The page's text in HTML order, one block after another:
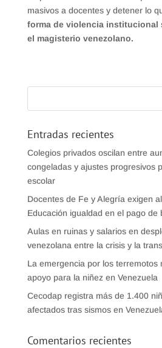
masivos a docentes y detener lo
forma de violencia institucional
el magisterio venezolano.
Entradas recientes
Colegios privados oscilan entre
congeladas y ajustes progresivos
escolar
Docentes de Fe y Alegría exigen
Educación igualdad en el pago de
Aulas en ruinas y salarios en
venezolana entre la crisis y la
La emergencia por los terremotos
apoyo para la niñez en Venezuela
Cecodap registra más de 1.400
afectados tras sismos en
Comentarios recientes